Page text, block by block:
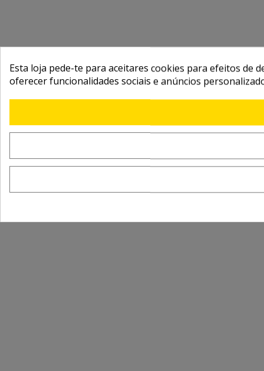
Esta loja pede-te para aceitares cookies para efeitos de
oferecer funcionalidades sociais e anúncios